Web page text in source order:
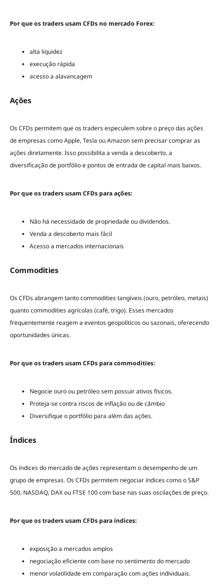
Por que os traders usam CFDs no mercado Forex:
alta liquidez
execução rápida
acesso a alavancagem
Ações
Os CFDs permitem que os traders especulem sobre o preço das ações
de empresas como Apple, Tesla ou Amazon sem precisar comprar as
ações diretamente. Isso possibilita a venda a descoberto, a
diversificação de portfólio e pontos de entrada de capital mais baixos.
Por que os traders usam CFDs para ações:
Não há necessidade de propriedade ou dividendos.
Venda a descoberto mais fácil
Acesso a mercados internacionais
Commodities
Os CFDs abrangem tanto commodities tangíveis (ouro, petróleo, metais)
quanto commodities agrícolas (café, trigo). Esses mercados
frequentemente reagem a eventos geopolíticos ou sazonais, oferecendo
oportunidades únicas.
Por que os traders usam CFDs para commodities:
Negocie ouro ou petróleo sem possuir ativos físicos.
Proteja-se contra riscos de inflação ou de câmbio
Diversifique o portfólio para além das ações.
Índices
Os índices do mercado de ações representam o desempenho de um
grupo de empresas. Os CFDs permitem negociar índices como o S&P
500, NASDAQ, DAX ou FTSE 100 com base nas suas oscilações de preço.
Por que os traders usam CFDs para índices:
exposição a mercados amplos
negociação eficiente com base no sentimento do mercado
menor volatilidade em comparação com ações individuais.